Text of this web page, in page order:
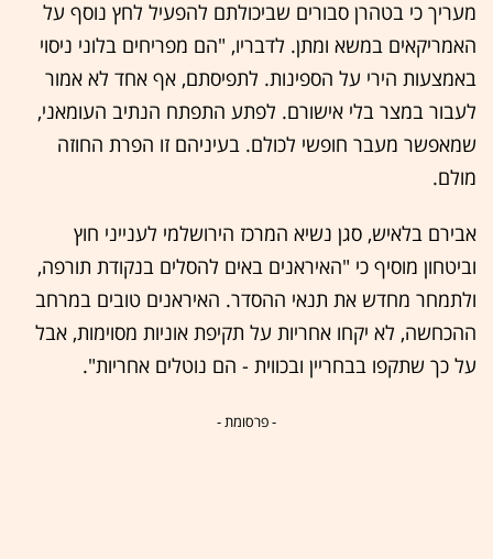
מעריך כי בטהרן סבורים שביכולתם להפעיל לחץ נוסף על
האמריקאים במשא ומתן. לדבריו, "הם מפריחים בלוני ניסוי
באמצעות הירי על הספינות. לתפיסתם, אף אחד לא אמור
לעבור במצר בלי אישורם. לפתע התפתח הנתיב העומאני,
שמאפשר מעבר חופשי לכולם. בעיניהם זו הפרת החוזה
מולם.
אבירם בלאיש, סגן נשיא המרכז הירושלמי לענייני חוץ
וביטחון מוסיף כי "האיראנים באים להסלים בנקודת תורפה,
ולתמחר מחדש את תנאי ההסדר. האיראנים טובים במרחב
ההכחשה, לא יקחו אחריות על תקיפת אוניות מסוימות, אבל
על כך שתקפו בבחריין ובכווית - הם נוטלים אחריות".
- פרסומת -